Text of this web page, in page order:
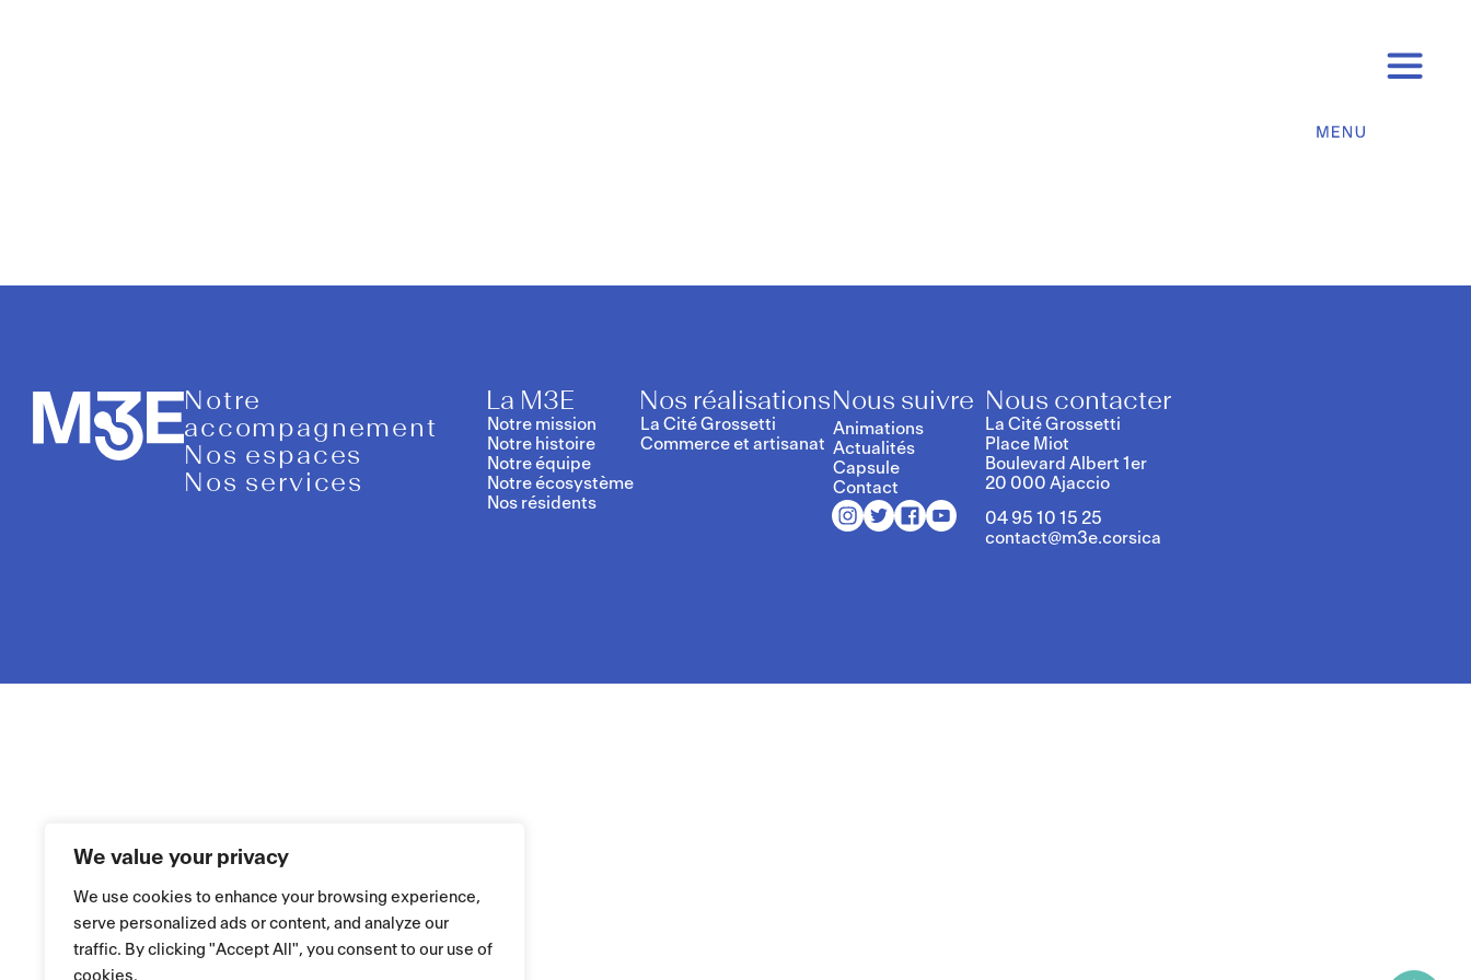
We value your privacy
We use cookies to enhance your browsing experience,
serve personalized ads or content, and analyze our
traffic. By clicking "Accept All", you consent to our use of
Notre
accompagnement
Nos espaces
Nos services
La M3E
Notre mission
Notre histoire
Notre équipe
Notre écosystème
Nos résidents
Nos réalisations
La Cité Grossetti
Commerce et artisanat
Nous suivre
Animations
Actualités
Capsule
Contact
Nous contacter
La Cité Grossetti
Place Miot
Boulevard Albert 1er
20 000 Ajaccio
04 95 10 15 25
contact@m3e.corsica